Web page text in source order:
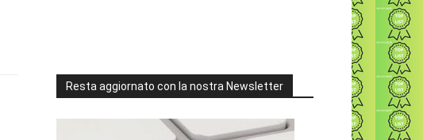
Resta aggiornato con la nostra Newsletter